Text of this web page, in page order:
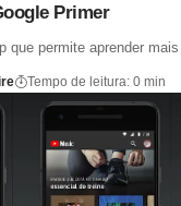
Primer
que permite aprender
Tempo de leitura: 0 min